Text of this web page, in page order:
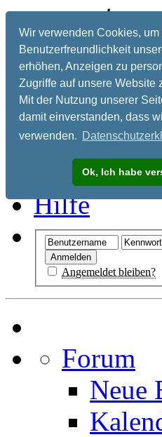
Wir verwenden Cookies, um
Benutzerfreundlichkeit
erhöhen, Anzeigen zu
Zugriffe auf unsere Website
Mit der Nutzung unserer
damit einverstanden, dass
verwenden.
Ok, Ich habe
Hilfe
Angemeldet bleiben?
Forum
Neue